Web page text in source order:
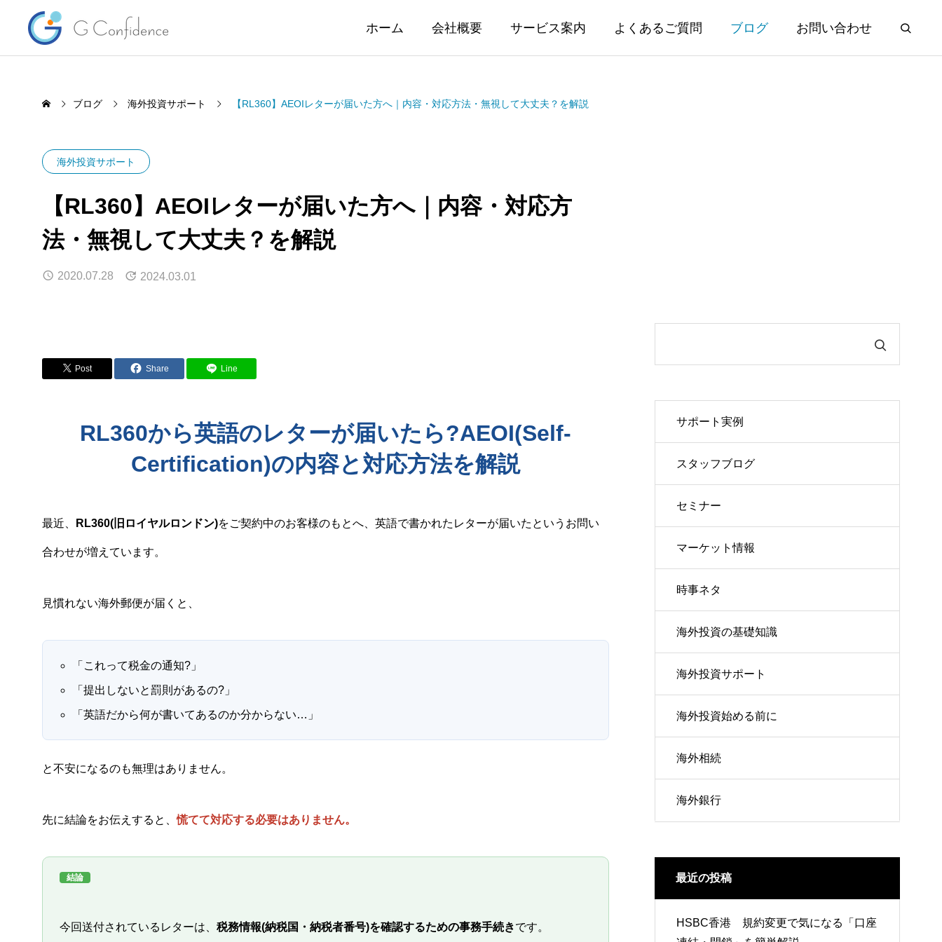
ホーム 会社概要 サービス案内 よくあるご質問 ブログ お問い合わせ
HSBC香港 規約変更で気になる
「口座凍結・閉鎖」を簡単解説
海外投資の基礎知識 インベスタ
ブログ 海外投資サポート 【RL360】AEOIレターが届いた方へ｜内容・対応方法・無視して大丈夫？を解説
海外投資サポート
【RL360】AEOIレターが届いた方へ｜内容・対応方
法・無視して大丈夫？を解説
2020.07.28 2024.03.01
Post Share Line
RL360から英語のレターが届いたら?AEOI(Self-
Certification)の内容と対応方法を解説
最近、 RL360(旧ロイヤルロンドン)をご契約中のお客様のもとへ、英語で書かれたレターが届いたというお問い
合わせが増えています。
見慣れない海外郵便が届くと、
「これって税金の通知?」
「提出しないと罰則があるの?」
「英語だから何が書いてあるのか分からない…」
と不安になるのも無理はありません。
先に結論をお伝えすると、慌てて対応する必要はありません。
結論
今回送付されているレターは、 税務情報(納税国・納税者番号)を確認するための事務手続きです。
サポート実例
スタッフブログ
セミナー
マーケット情報
時事ネタ
海外投資の基礎知識
海外投資サポート
海外投資始める前に
海外相続
海外銀行
最近の投稿
HSBC香港 規約変更で気になる「口座